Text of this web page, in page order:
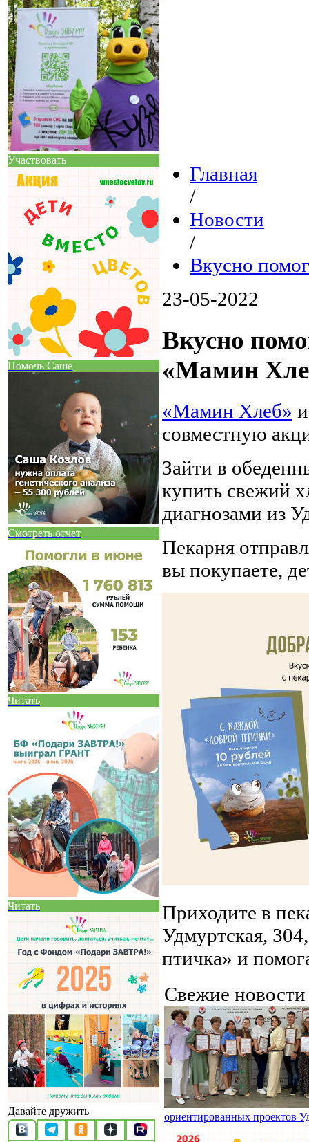
Участвовать
Помочь Саше
Смотреть отчет
Читать
Читать
Давайте дружить
Главная
/
Новости
/
Вкусно
23-05-2022
Вкусно
«Мамин
«Мамин Хлеб»
совместную
Зайти в
купить свежий
диагнозами из
Пекарня
вы покупаете,
Приходите в
Удмуртская,
птичка» и
Свежие
ориентированных проектов